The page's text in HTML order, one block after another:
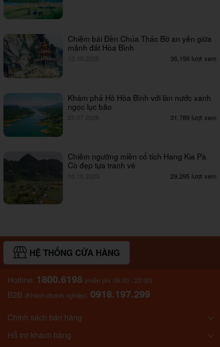
Chiêm bái Đền Chúa Thác Bờ an yên giữa
mảnh đất Hòa Bình
13.10.2025 36,156 lượt xem
Khám phá Hồ Hòa Bình với làn nước xanh
ngọc lục bảo
25.07.2025 31,789 lượt xem
Chiêm ngưỡng miền cổ tích Hang Kia Pà
Cò đẹp tựa tranh vẽ
10.10.2023 29,295 lượt xem
HỆ THỐNG CỬA HÀNG
Hotline: 1800.6198 (miễn phí 09:00 - 22:00)
B2B (Khách doanh nghiệp): 0918.197.299
Chính sách bán hàng
Hỗ trợ khách hàng